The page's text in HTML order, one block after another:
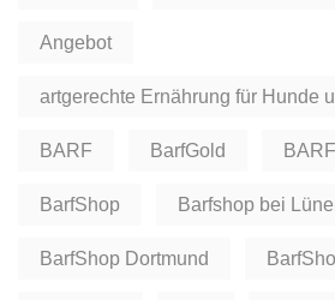
Angebot
artgerechte Ernährung für Hunde
BARF BarfGold
BarfShop Barfshop bei
BarfShop Dortmund